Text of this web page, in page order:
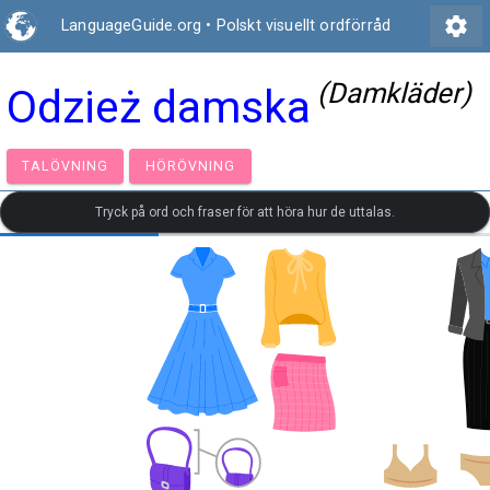
LanguageGuide.org • Polskt visuellt ordförråd settings
Odzież damska (Damkläder)
TALÖVNING HÖRÖVNING
Tryck på ord och fraser för att höra hur de uttalas.